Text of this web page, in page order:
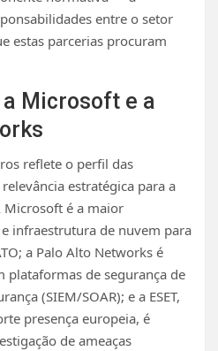
entre o setor
estas parcerias procuram
a Microsoft e a
reflete o perfil das
estratégica para a
Microsoft é a maior
infraestrutura de nuvem para
a Palo Alto Networks é
plataformas de segurança de
(SIEM/SOAR); e a ESET,
presença europeia, é
de ameaças